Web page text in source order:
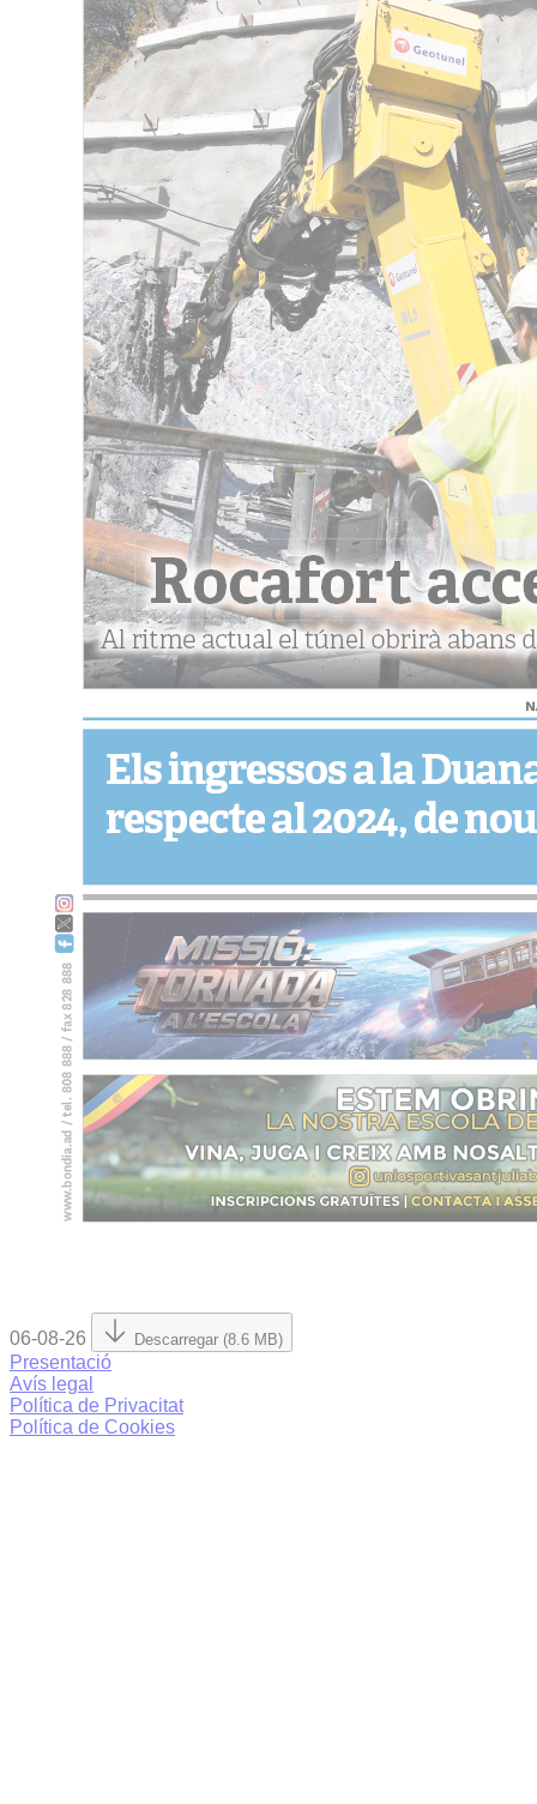
06-08-26 Descarregar (8.6 MB)
Presentació
Avís legal
Política de Privacitat
Política de Cookies